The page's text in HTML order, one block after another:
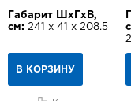
Габарит ШхГхВ,
см: 241 х 41 х 208.5
В КОРЗИНУ